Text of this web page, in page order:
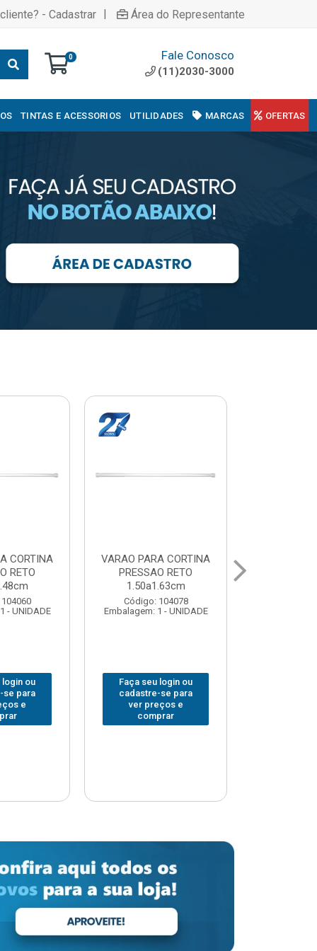
- Cadastrar | Área do Representante
0 Fale Conosco
(11)2030-3000
TINTAS E ACESSORIOS UTILIDADES MARCAS OFERTAS
CORTINA
RETO
- UNIDADE
login ou
se para
e
VARAL PARA TETO
MAXEB ACO 1.40m
Código: 104086
Embalagem: 1 - UNIDADE
Faça seu login ou
cadastre-se para
ver preços e
comprar